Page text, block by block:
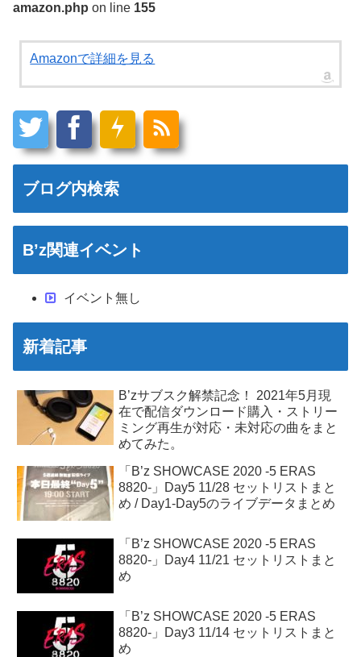
amazon.php on line 155
Amazonで詳細を見る
ブログ内検索
B’z関連イベント
イベント無し
新着記事
B’zサブスク解禁記念！ 2021年5月現
在で配信ダウンロード購入・ストリー
ミング再生が対応・未対応の曲をまと
めてみた。
「B’z SHOWCASE 2020 -5 ERAS
8820-」Day5 11/28 セットリストまと
め / Day1-Day5のライブデータまとめ
「B’z SHOWCASE 2020 -5 ERAS
8820-」Day4 11/21 セットリストまと
め
「B’z SHOWCASE 2020 -5 ERAS
8820-」Day3 11/14 セットリストまと
め